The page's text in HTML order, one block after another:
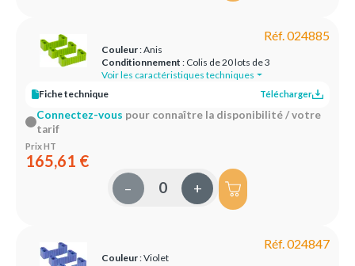
Réf. 024885
Couleur: Anis
Conditionnement : Colis de 20 lots de 3
Voir les caractéristiques techniques
Fiche technique
Télécharger
Connectez-vous pour connaître la disponibilité / votre
tarif
Prix HT
165,61 €
– +
Réf. 024847
Couleur: Violet